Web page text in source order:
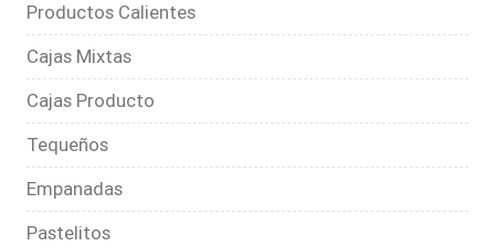
Productos Calientes
Cajas Mixtas
Cajas Producto
Tequeños
Empanadas
Pastelitos